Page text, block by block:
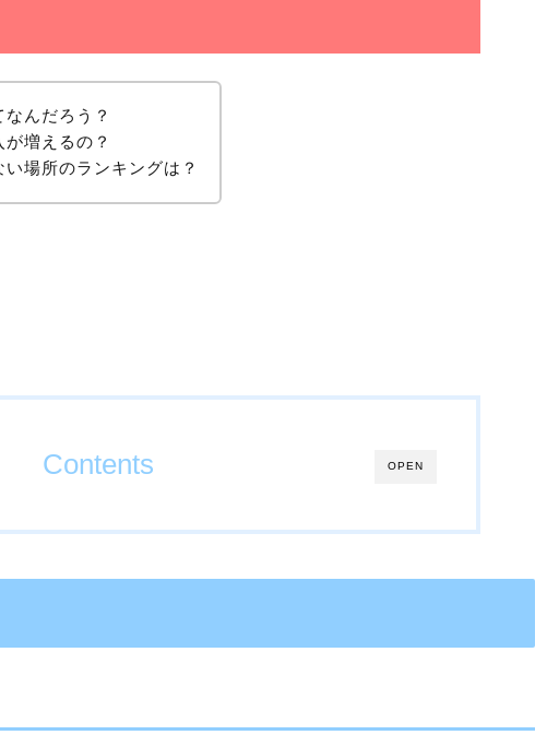
んだろう？
増えるの？
場所のランキングは？
OPEN
Contents